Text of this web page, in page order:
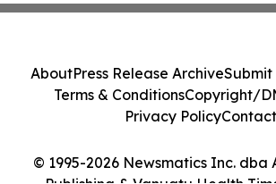
© 1995-2026 Newsmatics Inc. dba
AboutPress Release ArchiveSubmit
Terms & ConditionsCopyright/
Privacy PolicyContact